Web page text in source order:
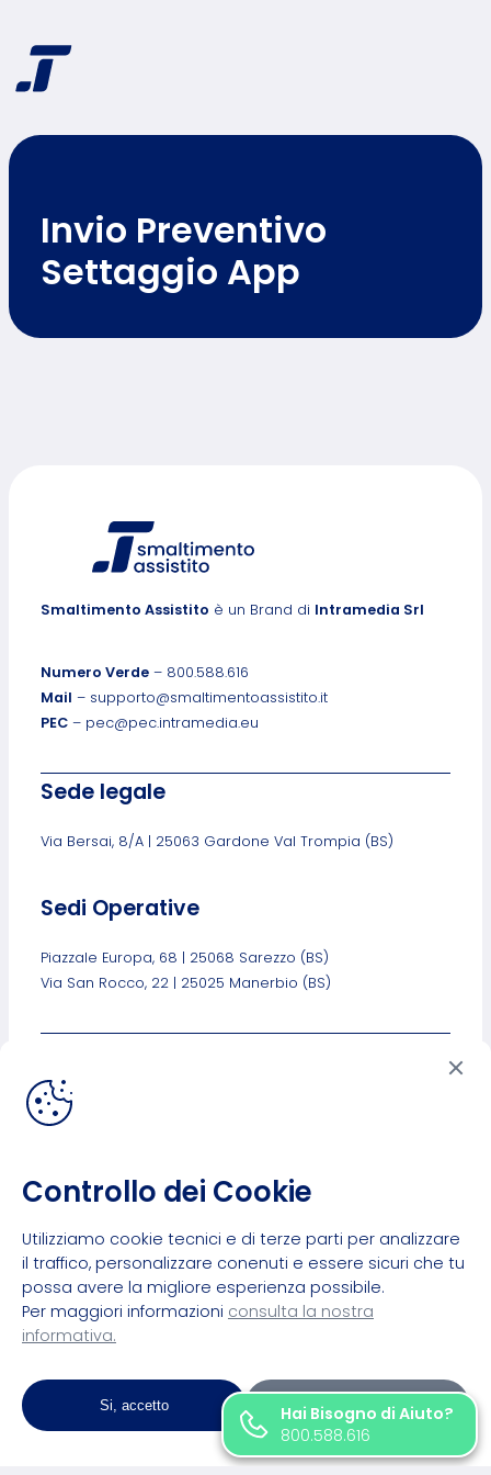
contenuto
Invio Preventivo
Settaggio App
Smaltimento Assistito è un Brand di Intramedia Srl
Numero Verde– 800.588.616
Mail – supporto@smaltimentoassistito.it
PEC– pec@pec.intramedia.eu
Sede legale
Via Bersai, 8/A | 25063 Gardone Val Trompia (BS)
Sedi Operative
Piazzale Europa, 68 | 25068 Sarezzo (BS)
Via San Rocco, 22 | 25025 Manerbio (BS)
Privacy Policy
Cookies Policy
Lavora Con Noi
Via Bersai, 8/a | 25063 Gardone Val Trompia (BS)
SDI M5UXCR1 | C.F. e P.IVA 03366000986
Controllo dei Cookie
Utilizziamo cookie tecnici e di terze parti per analizzare
il traffico, personalizzare conenuti e essere sicuri che tu
possa avere la migliore esperienza possibile.
Per maggiori informazioni consulta la nostra
informativa.
Si, accetto Personalizza
Hai Bisogno di Aiuto?
800.588.616